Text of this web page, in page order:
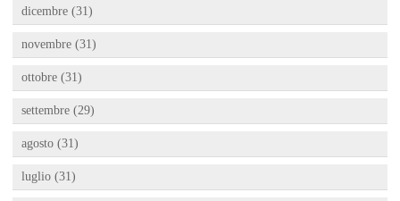
dicembre (31)
novembre (31)
ottobre (31)
settembre (29)
agosto (31)
luglio (31)